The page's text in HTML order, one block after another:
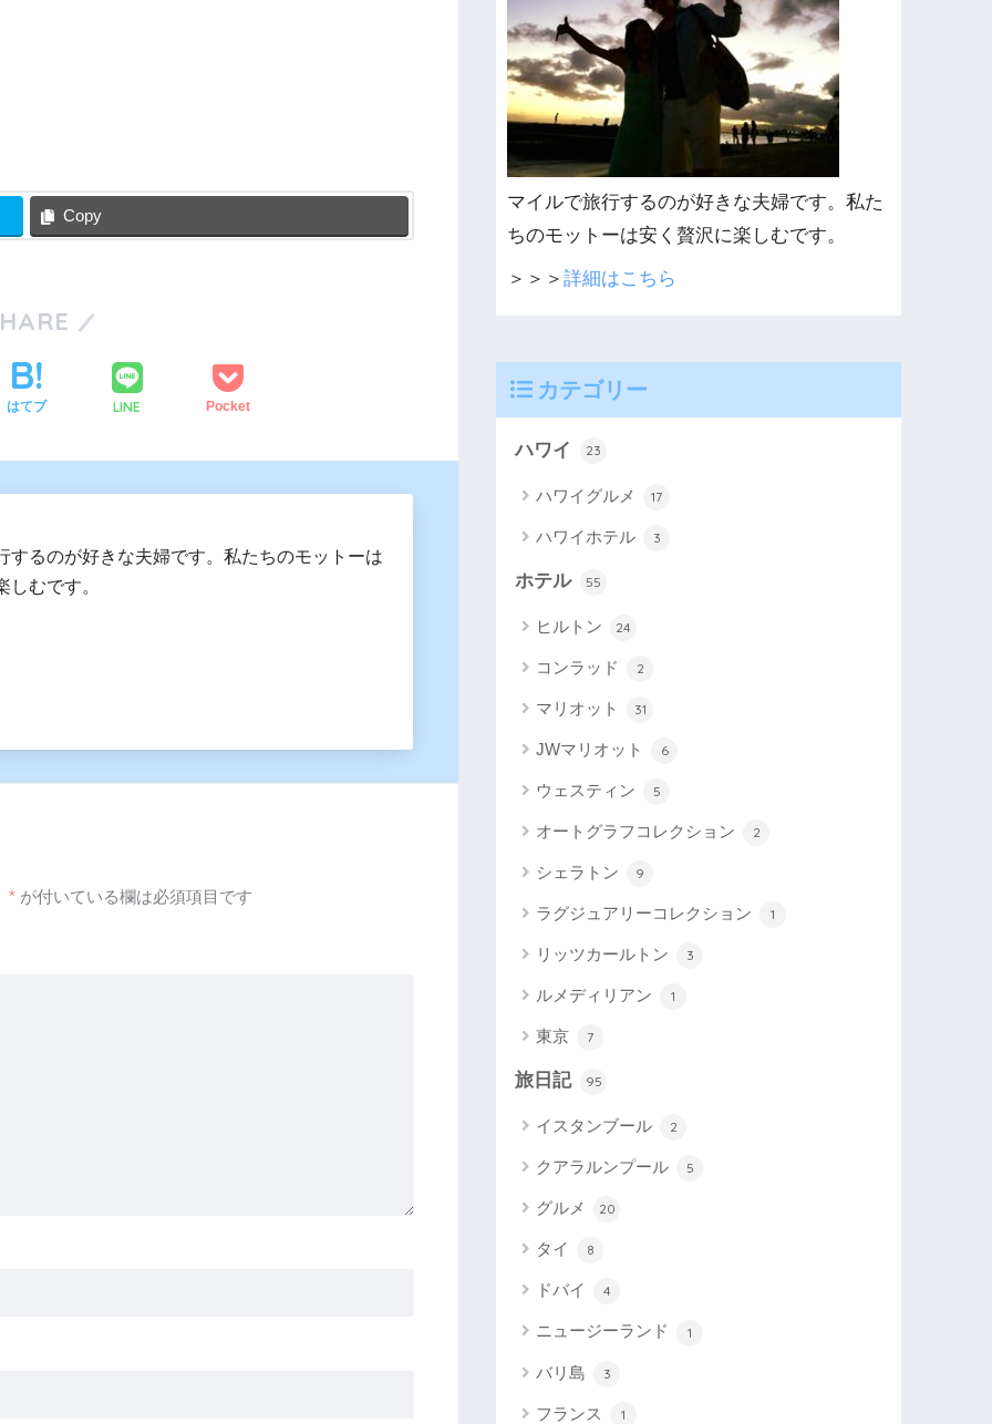
Copy
はてブ LINE Pocket
するのが好きな夫婦です。私たちのモットーは
しむです。
* が付いている欄は必須項目です
マイルで旅行するのが好きな夫婦です。私た
ちのモットーは安く贅沢に楽しむです。
＞＞＞詳細はこちら
カテゴリー
ハワイ 23
ハワイグルメ 17
ハワイホテル 3
ホテル 55
ヒルトン 24
コンラッド 2
マリオット 31
JWマリオット 6
ウェスティン 5
オートグラフコレクション 2
シェラトン 9
ラグジュアリーコレクション 1
リッツカールトン 3
ルメディリアン 1
東京 7
旅日記 95
イスタンブール 2
クアラルンプール 5
グルメ 20
タイ 8
ドバイ 4
ニュージーランド 1
バリ島 3
フランス 1